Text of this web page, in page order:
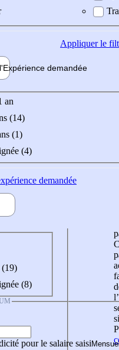
Appliquerle
Expérience demandée
an
(14)
(1)
(4)
demandée
(19)
(8)
pour le salaire saisi